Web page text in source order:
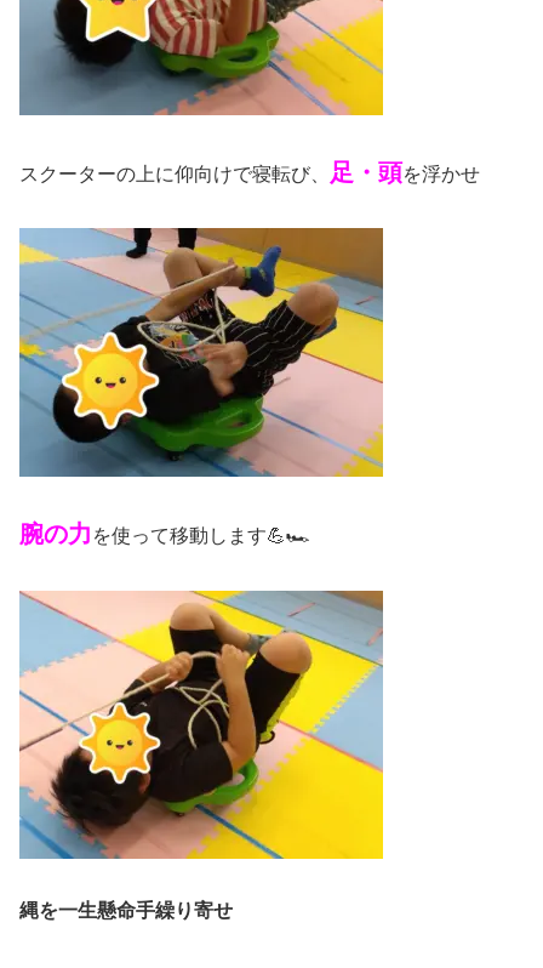
スクーターの上に仰向けで寝転び、 足・頭を浮かせ
腕の力 を使って移動します💪🏎️
縄を一生懸命手繰り寄せ